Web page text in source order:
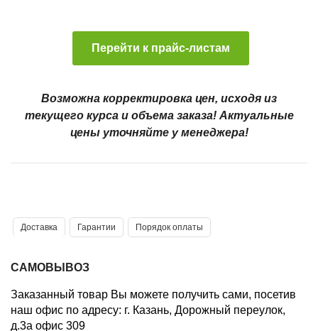
Перейти к прайс-листам
Возможна корректировка цен, исходя из
текущего курса и объема заказа! Актуальные
цены уточняйте у менеджера!
Доставка Гарантии Порядок оплаты
САМОВЫВОЗ
Заказанный товар Вы можете получить сами, посетив
наш офис по адресу: г. Казань, Дорожный переулок,
д.3а офис 309